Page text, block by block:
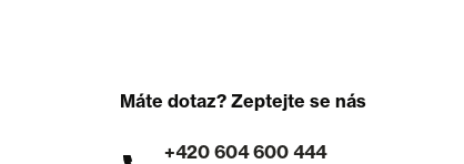
Máte dotaz? Zeptejte se nás
+420 604 600 444